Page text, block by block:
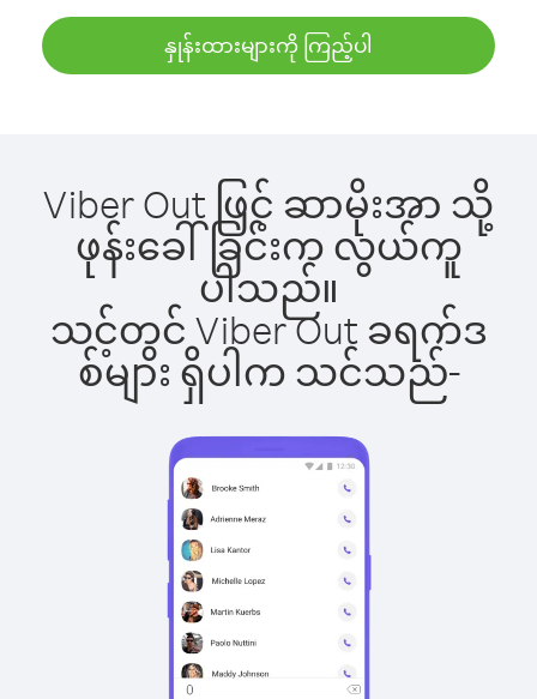
နှုန်းထားများကို ကြည့်ပါ
Viber Out ဖြင့် ဆာမိုးအာ သို့
ဖုန်းခေါ်ခြင်းက လွယ်ကူ
ပါသည်။
သင့်တွင် Viber Out ခရက်ဒ
စ်များ ရှိပါက သင်သည်-